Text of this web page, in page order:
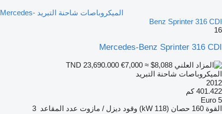
الميكروباصات شاحنة التبريد Mercedes-
Benz Sprinter 316 CDI
16
Mercedes-Benz Sprinter 316 CDI
€7,000 ≈ $8,088
الميكروباصات شاحنة التبريد
2012
401.422 كم
Euro 5
القوة 160 حصان (118 kW) وقود ديزل / مازوت عدد المقاعد 3